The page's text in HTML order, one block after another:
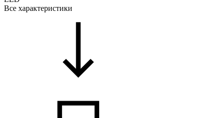
Все характеристики